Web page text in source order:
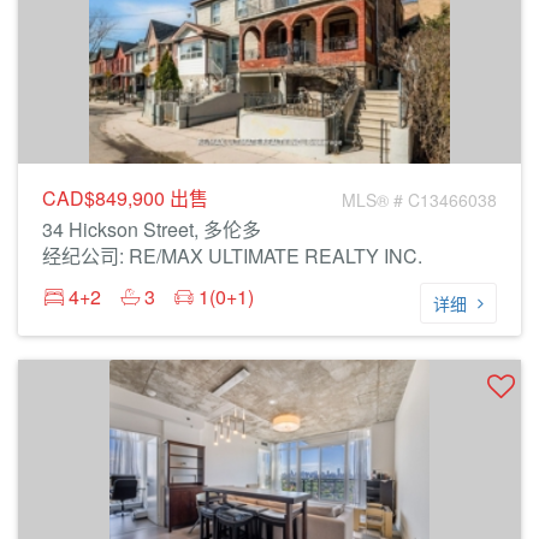
CAD$849,900 出售 MLS® # C13466038
34 Hickson Street, 多伦多
经纪公司: RE/MAX ULTIMATE REALTY INC.
4+2
3 1(0+1) 详细